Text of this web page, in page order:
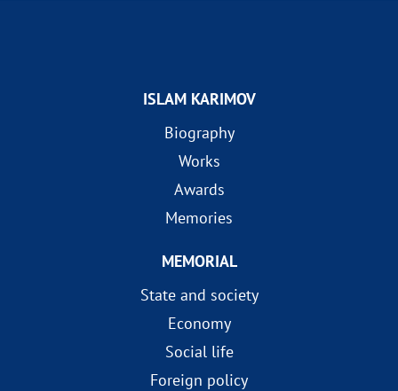
ISLAM KARIMOV
Biography
Works
Awards
Memories
MEMORIAL
State and society
Economy
Social life
Foreign policy